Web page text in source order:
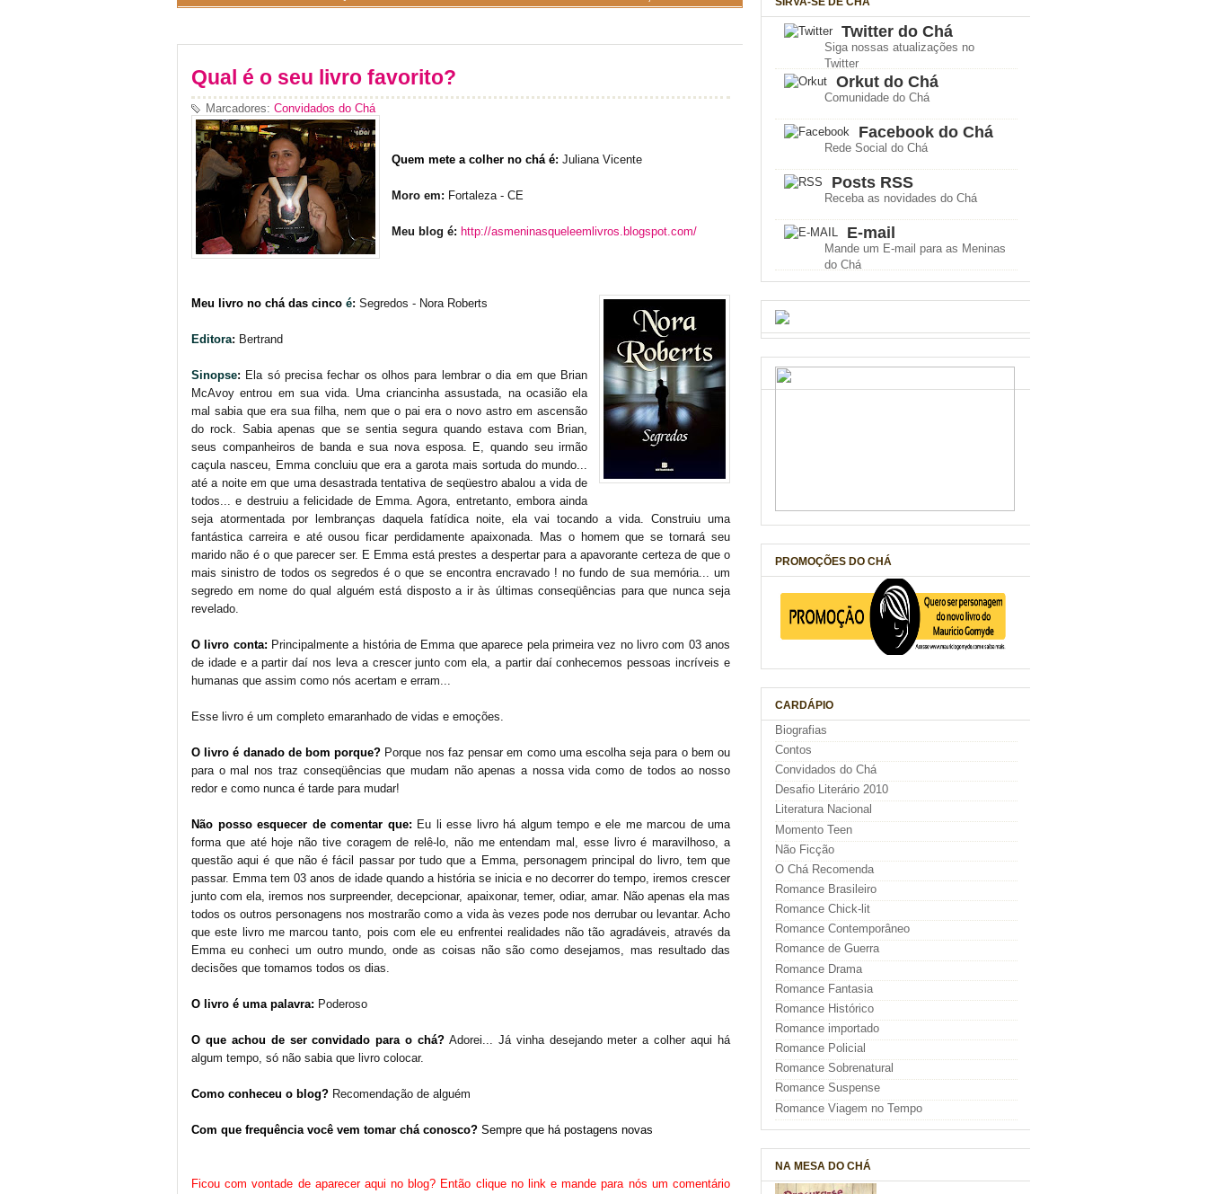
Qual é o seu livro favorito?
Marcadores: Convidados do Chá
Quem mete a colher no chá é: Juliana Vicente
Moro em: Fortaleza - CE
Meu blog é: http://asmeninasqueleemlivros.blogspot.com/
Meu livro no chá das cinco é: Segredos - Nora Roberts
Editora: Bertrand
Sinopse: Ela só precisa fechar os olhos para lembrar o dia em que Brian
McAvoy entrou em sua vida. Uma criancinha assustada, na ocasião ela
mal sabia que era sua filha, nem que o pai era o novo astro em ascensão
do rock. Sabia apenas que se sentia segura quando estava com Brian,
seus companheiros de banda e sua nova esposa. E, quando seu irmão
caçula nasceu, Emma concluiu que era a garota mais sortuda do mundo...
até a noite em que uma desastrada tentativa de seqüestro abalou a vida de
todos... e destruiu a felicidade de Emma. Agora, entretanto, embora ainda
seja atormentada por lembranças daquela fatídica noite, ela vai tocando a vida. Construiu uma
fantástica carreira e até ousou ficar perdidamente apaixonada. Mas o homem que se tornará seu
marido não é o que parecer ser. E Emma está prestes a despertar para a apavorante certeza de que o
mais sinistro de todos os segredos é o que se encontra encravado ! no fundo de sua memória... um
segredo em nome do qual alguém está disposto a ir às últimas conseqüências para que nunca seja
revelado.
O livro conta: Principalmente a história de Emma que aparece pela primeira vez no livro com 03 anos
de idade e a partir daí nos leva a crescer junto com ela, a partir daí conhecemos pessoas incríveis e
humanas que assim como nós acertam e erram...
Esse livro é um completo emaranhado de vidas e emoções.
O livro é danado de bom porque? Porque nos faz pensar em como uma escolha seja para o bem ou
para o mal nos traz conseqüências que mudam não apenas a nossa vida como de todos ao nosso
redor e como nunca é tarde para mudar!
Não posso esquecer de comentar que: Eu li esse livro há algum tempo e ele me marcou de uma
forma que até hoje não tive coragem de relê-lo, não me entendam mal, esse livro é maravilhoso, a
questão aqui é que não é fácil passar por tudo que a Emma, personagem principal do livro, tem que
passar. Emma tem 03 anos de idade quando a história se inicia e no decorrer do tempo, iremos crescer
junto com ela, iremos nos surpreender, decepcionar, apaixonar, temer, odiar, amar. Não apenas ela mas
todos os outros personagens nos mostrarão como a vida às vezes pode nos derrubar ou levantar. Acho
que este livro me marcou tanto, pois com ele eu enfrentei realidades não tão agradáveis, através da
Emma eu conheci um outro mundo, onde as coisas não são como desejamos, mas resultado das
decisões que tomamos todos os dias.
O livro é uma palavra: Poderoso
O que achou de ser convidado para o chá? Adorei... Já vinha desejando meter a colher aqui há
algum tempo, só não sabia que livro colocar.
Como conheceu o blog? Recomendação de alguém
Com que frequência você vem tomar chá conosco? Sempre que há postagens novas
Ficou com vontade de aparecer aqui no blog? Então clique no link e mande para nós um comentário
Twitter do Chá
Siga nossas atualizações no
Twitter
Orkut do Chá
Comunidade do Chá
Facebook do Chá
Rede Social do Chá
Posts RSS
Receba as novidades do Chá
E-mail
Mande um E-mail para as Meninas
do Chá
PROMOÇÕES DO CHÁ
CARDÁPIO
Biografias
Contos
Convidados do Chá
Desafio Literário 2010
Literatura Nacional
Momento Teen
Não Ficção
O Chá Recomenda
Romance Brasileiro
Romance Chick-lit
Romance Contemporâneo
Romance de Guerra
Romance Drama
Romance Fantasia
Romance Histórico
Romance importado
Romance Policial
Romance Sobrenatural
Romance Suspense
Romance Viagem no Tempo
NA MESA DO CHÁ